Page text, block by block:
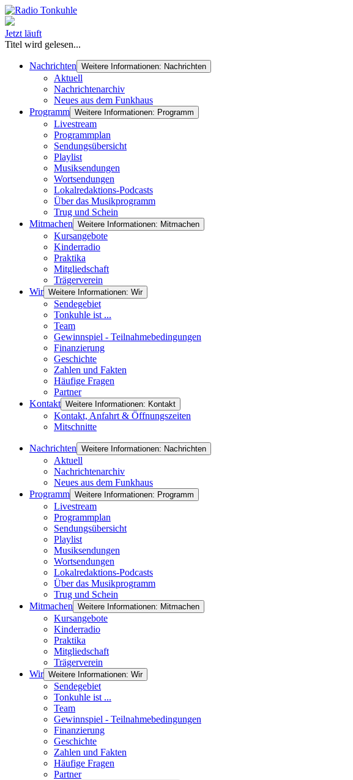
Jetzt läuft
Titel wird gelesen...
Nachrichten Weitere Informationen: Nachrichten
Aktuell
Nachrichtenarchiv
Neues aus dem Funkhaus
Programm Weitere Informationen: Programm
Livestream
Programmplan
Sendungsübersicht
Playlist
Musiksendungen
Wortsendungen
Lokalredaktions-Podcasts
Über das Musikprogramm
Trug und Schein
Mitmachen Weitere Informationen: Mitmachen
Kursangebote
Kinderradio
Praktika
Mitgliedschaft
Trägerverein
Wir Weitere Informationen: Wir
Sendegebiet
Tonkuhle ist ...
Team
Gewinnspiel - Teilnahmebedingungen
Finanzierung
Geschichte
Zahlen und Fakten
Häufige Fragen
Partner
Kontakt Weitere Informationen: Kontakt
Kontakt, Anfahrt & Öffnungszeiten
Mitschnitte
Nachrichten Weitere Informationen: Nachrichten
Aktuell
Nachrichtenarchiv
Neues aus dem Funkhaus
Programm Weitere Informationen: Programm
Livestream
Programmplan
Sendungsübersicht
Playlist
Musiksendungen
Wortsendungen
Lokalredaktions-Podcasts
Über das Musikprogramm
Trug und Schein
Mitmachen Weitere Informationen: Mitmachen
Kursangebote
Kinderradio
Praktika
Mitgliedschaft
Trägerverein
Wir Weitere Informationen: Wir
Sendegebiet
Tonkuhle ist ...
Team
Gewinnspiel - Teilnahmebedingungen
Finanzierung
Geschichte
Zahlen und Fakten
Häufige Fragen
Partner